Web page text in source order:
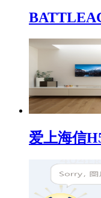
爱上海信